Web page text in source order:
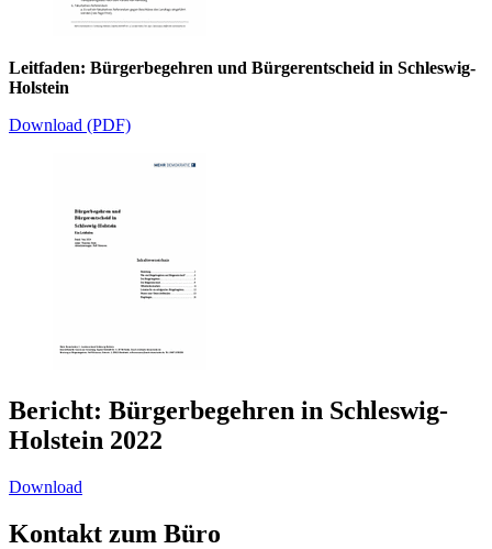
Leitfaden: Bürgerbegehren und Bürgerentscheid in Schleswig-
Holstein
Download (PDF)
Bericht: Bürgerbegehren in Schleswig-
Holstein 2022
Download
Kontakt zum Büro